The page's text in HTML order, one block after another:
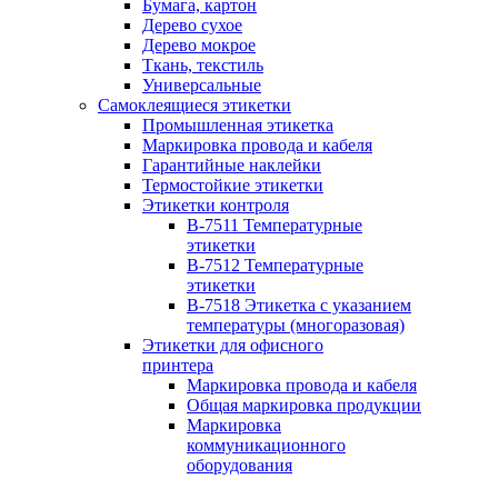
Бумага, картон
Дерево сухое
Дерево мокрое
Ткань, текстиль
Универсальные
Самоклеящиеся этикетки
Промышленная этикетка
Маркировка провода и кабеля
Гарантийные наклейки
Термостойкие этикетки
Этикетки контроля
B-7511 Температурные
этикетки
B-7512 Температурные
этикетки
B-7518 Этикетка с указанием
температуры (многоразовая)
Этикетки для офисного
принтера
Маркировка провода и кабеля
Общая маркировка продукции
Маркировка
коммуникационного
оборудования